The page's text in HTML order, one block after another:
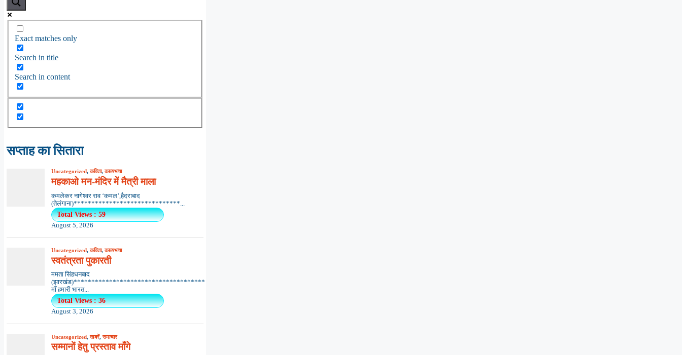
Exact matches only
Search in title
Search in content
सप्ताह का सितारा
Uncategorized,कविता,काव्यभाषा
महकाओ मन-मंदिर में मैत्री माला
कमलेकर नागेश्वर राव ‘कमल’,हैदराबाद
(तेलंगाना)******************************...
Total Views : 59
August 5, 2026
Uncategorized,कविता,काव्यभाषा
स्वतंत्रता पुकारती
ममता सिंहधनबाद
(झारखंड)*************************************
माँ हमारी भारत...
Total Views : 36
August 3, 2026
Uncategorized,खबरें,समाचार
सम्मानों हेतु प्रस्ताव माँगे